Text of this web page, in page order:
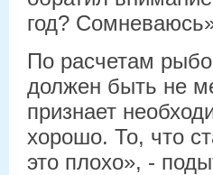
год?
По расчетам
должен быть не
признает
хорошо. То, что
это плохо», -